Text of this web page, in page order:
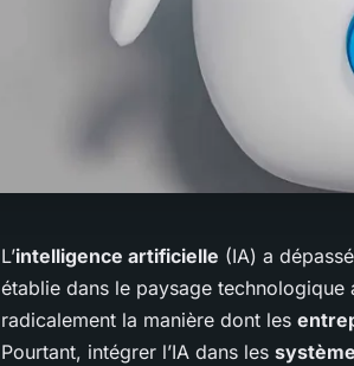
L’intelligence artificielle (IA) a
établie dans le paysage
radicalement la manière dont les
Pourtant, intégrer l’IA dans les